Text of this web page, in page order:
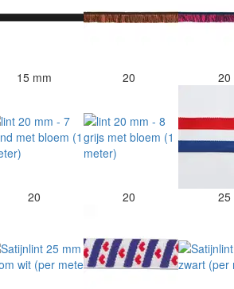
15 mm 20 20
20 20 25